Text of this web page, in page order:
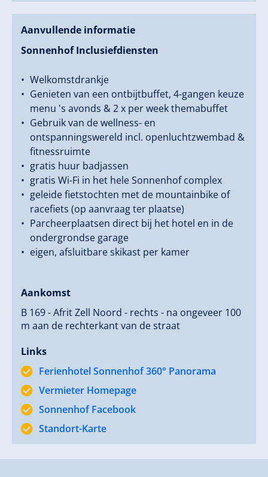
Sonnenhof. Zomerse avonturen zoals wandelen,
fietsen en klimmen, en wintersportplezier op 150
Zillertal zijn dus binnen handbereik.
De Sonnenhof is een plek waar je aankomt en meteen
weet: Hier wil je blijven. Waar vakantie zich op zijn
mooiste presenteert: ontspannend, avontuurlijk,
rustig, opwindend en onvergetelijk. Zin in vakantie in
de Sonnenhof?
Familie Wildauer kijkt uit naar een kennismaking!
Aanvullende informatie
Sonnenhof Inclusiefdiensten
Welkomstdrankje
Genieten van een ontbijtbuffet, 4-gangen keuze
menu 's avonds & 2 x per week themabuffet
Gebruik van de wellness- en
ontspanningswereld incl. openluchtzwembad &
fitnessruimte
gratis huur badjassen
gratis Wi-Fi in het hele Sonnenhof complex
geleide fietstochten met de mountainbike of
racefiets (op aanvraag ter plaatse)
Parcheerplaatsen direct bij het hotel en in de
ondergrondse garage
eigen, afsluitbare skikast per kamer
Aankomst
B 169 - Afrit Zell Noord - rechts - na ongeveer 100
m aan de rechterkant van de straat
Links
Ferienhotel Sonnenhof 360° Panorama
Vermieter Homepage
Sonnenhof Facebook
Standort-Karte